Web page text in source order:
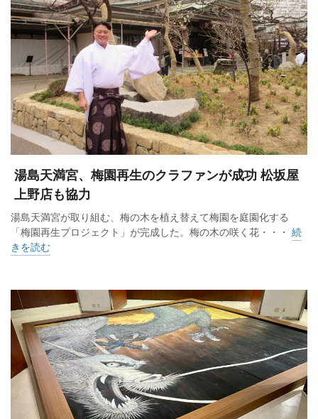
湯島天満宮、梅園再生のクラファンが成功 松坂屋
上野店も協力
湯島天満宮が取り組む、梅の木を植え替えて梅園を庭園化する
「梅園再生プロジェクト」が完成した。梅の木の咲く花・・・ 続
きを読む